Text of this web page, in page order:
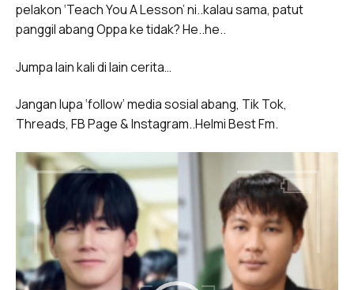
pelakon ‘Teach You A Lesson’ ni..kalau sama, patut
panggil abang Oppa ke tidak? He..he..
Jumpa lain kali di lain cerita…
Jangan lupa ‘follow’ media sosial abang, Tik Tok,
Threads, FB Page & Instagram..Helmi Best Fm.
Video
Player